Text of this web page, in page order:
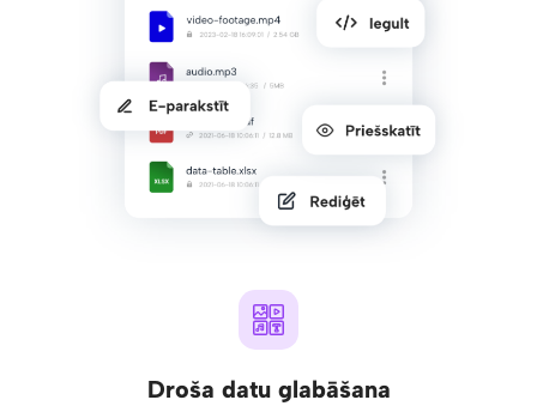
Droša datu glabāšana